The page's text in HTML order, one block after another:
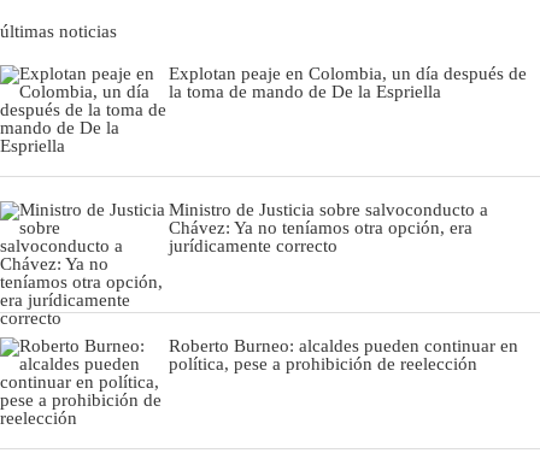
últimas noticias
Explotan peaje en Colombia, un día después de
la toma de mando de De la Espriella
Ministro de Justicia sobre salvoconducto a
Chávez: Ya no teníamos otra opción, era
jurídicamente correcto
Roberto Burneo: alcaldes pueden continuar en
política, pese a prohibición de reelección